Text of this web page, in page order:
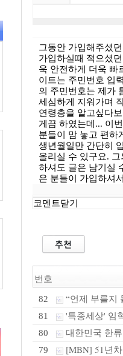
그동안 가입해주셨
가입하실때 적으셨
욱 안전하게 더욱 빠
이트는 주민번호 입
의 주민번호는 제가
세심하게 지워가며
연령층을 알고싶다
게끔 하였는데... 이
분들이 맘 놓고 편하
생년월일만 간단히
올리실 수 있구요.
하셔도 글은 남기실
은 분들이 가입하셔
코멘트닫기
번호
82 “언제 부를지
81 '특종세상' 임
80 대한민국 한
79 [MBN] 51년